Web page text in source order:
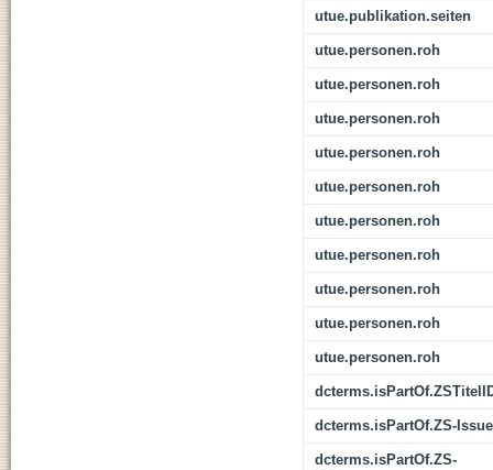
utue.publikation.seiten
utue.personen.roh
utue.personen.roh
utue.personen.roh
utue.personen.roh
utue.personen.roh
utue.personen.roh
utue.personen.roh
utue.personen.roh
utue.personen.roh
utue.personen.roh
dcterms.isPartOf.ZS-Issue
dcterms.isPartOf.ZS-